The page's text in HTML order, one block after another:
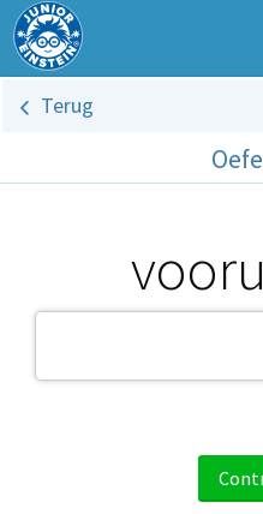
Terug